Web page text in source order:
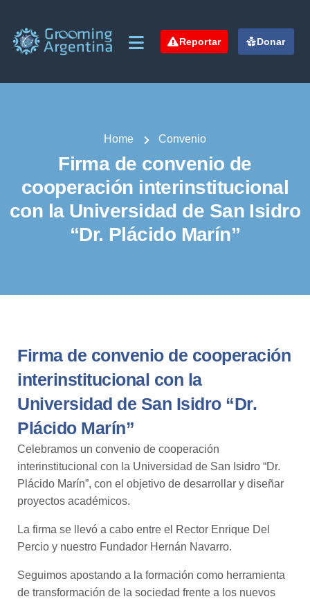
Reportar Donar
Home Convenio
Firma de convenio de
cooperación interinstitucional
con la Universidad de San Isidro
“Dr. Plácido Marín”
Firma de convenio de cooperación
interinstitucional con la
Universidad de San Isidro “Dr.
Plácido Marín”
Celebramos un convenio de cooperación
interinstitucional con la Universidad de San Isidro “Dr.
Plácido Marín”, con el objetivo de desarrollar y diseñar
proyectos académicos.
La firma se llevó a cabo entre el Rector Enrique Del
Percio y nuestro Fundador Hernán Navarro.
Seguimos apostando a la formación como herramienta
de transformación de la sociedad frente a los nuevos